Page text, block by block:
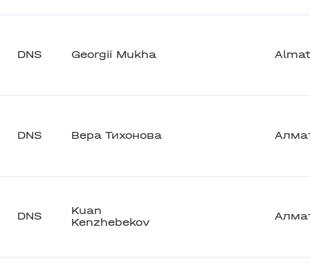
DNS Georgii Mukha
DNS Вера Тихонова
DNS
Kuan
Kenzhebekov